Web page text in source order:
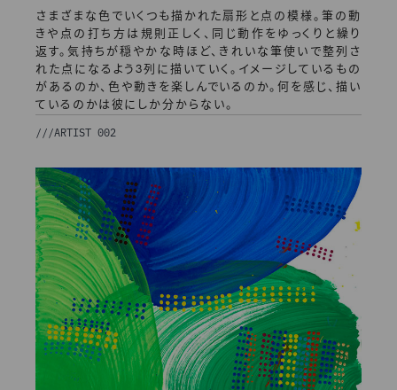
さまざまな色でいくつも描かれた扇形と点の模様。筆の動
きや点の打ち方は規則正しく、同じ動作をゆっくりと繰り
返す。気持ちが穏やかな時ほど、きれいな筆使いで整列さ
れた点になるよう3列に描いていく。イメージしているもの
があるのか、色や動きを楽しんでいるのか。何を感じ、描い
ているのかは彼にしか分からない。
///ARTIST 002